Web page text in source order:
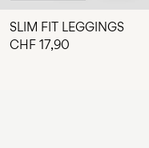
SLIM FIT LEGGINGS
CHF 17,90